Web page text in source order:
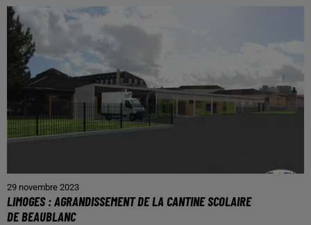
29 novembre 2023
LIMOGES : AGRANDISSEMENT DE LA CANTINE SCOLAIRE
DE BEAUBLANC